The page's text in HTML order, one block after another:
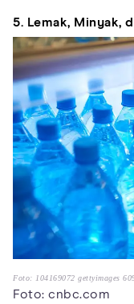
5. Lemak, Minyak,
Foto: 104169072 gettyimages
Foto: cnbc.com